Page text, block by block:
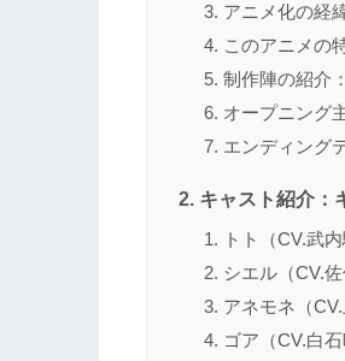
アニメ化の経
このアニメの
制作陣の紹介
オープニング
エンディング
キャスト紹介：
トト（CV.武内
シエル（CV.佐
アネモネ（CV.
ゴア（CV.白石